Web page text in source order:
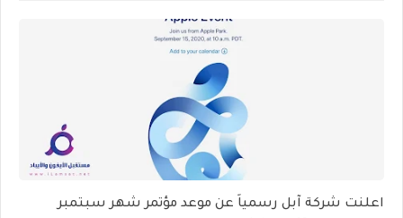
اعلنت شركة آبل رسمياً عن موعد مؤتمر شهر سبتمبر